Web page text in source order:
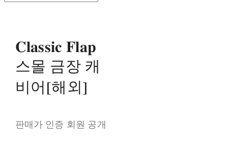
𝐂𝐥𝐚𝐬𝐬𝐢𝐜 𝐅𝐥𝐚𝐩
스몰 금장 캐
비어[해외]
판매가 인증 회원 공개